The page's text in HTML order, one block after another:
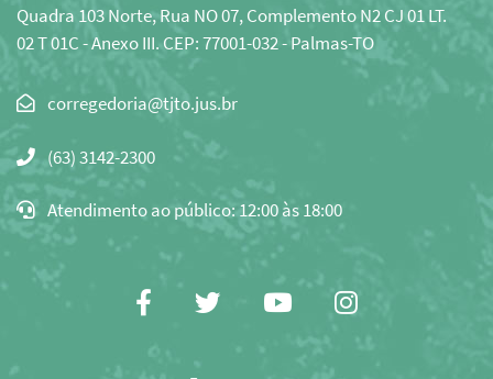
Quadra 103 Norte, Rua NO 07, Complemento N2 CJ 01 LT.
02 T 01C - Anexo III. CEP: 77001-032 - Palmas-TO
Clique
copiar
o
e-
mail
para
(63) 3142-2300
Atendimento ao público: 12:00 às 18:00
FacebookTwitterYoutubeInstagram